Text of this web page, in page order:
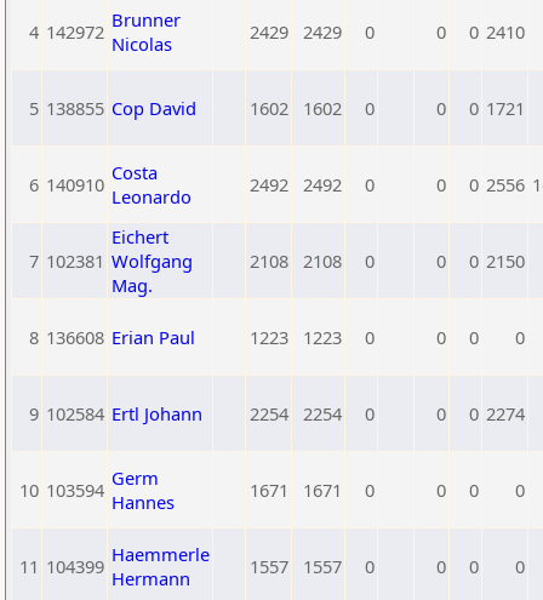
4 142972 Brunner
Nicolas
2429 2429 0 0 0 2410
5 138855 Cop David 1602 1602 0 0 0 1721
6 140910 Costa
Leonardo
2492 2492 0 0 0 2556
7 102381
Eichert
Wolfgang
Mag.
2108 2108 0 0 0 2150
8 136608 Erian Paul 1223 1223 0 0 0 0
9 102584 Ertl Johann 2254 2254 0 0 0 2274
10 103594 Germ
Hannes
1671 1671 0 0 0 0
11 104399 Haemmerle
Hermann
1557 1557 0 0 0 0